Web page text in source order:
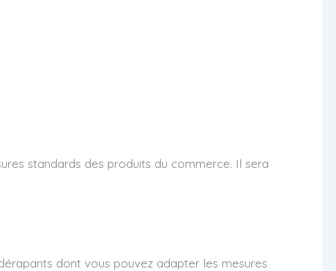
standards des produits du commerce. Il sera
dont vous pouvez adapter les mesures